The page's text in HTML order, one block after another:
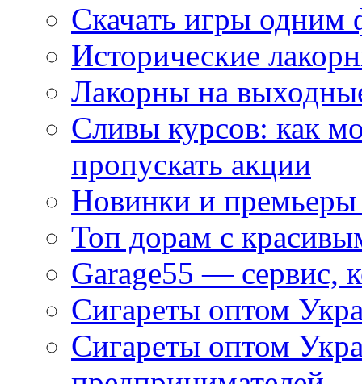
Скачать игры одним
Исторические
Лакорны на
Сливы курсов: как
пропускать акции
Новинки и
Топ дорам с
Garage55 — сервис,
Сигареты оптом
Сигареты оптом